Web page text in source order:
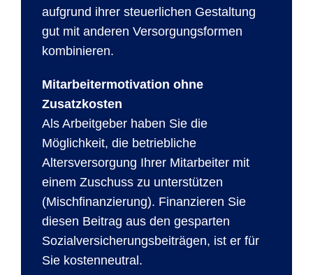
aufgrund ihrer steuerlichen Gestaltung
gut mit anderen Versorgungsformen
kombinieren.
Mitarbeitermotivation ohne
Zusatzkosten
Als Arbeitgeber haben Sie die
Möglichkeit, die betriebliche
Altersversorgung Ihrer Mitarbeiter mit
einem Zuschuss zu unterstützen
(Mischfinanzierung). Finanzieren Sie
diesen Beitrag aus den gesparten
Sozialversicherungsbeiträgen, ist er für
Sie kostenneutral.